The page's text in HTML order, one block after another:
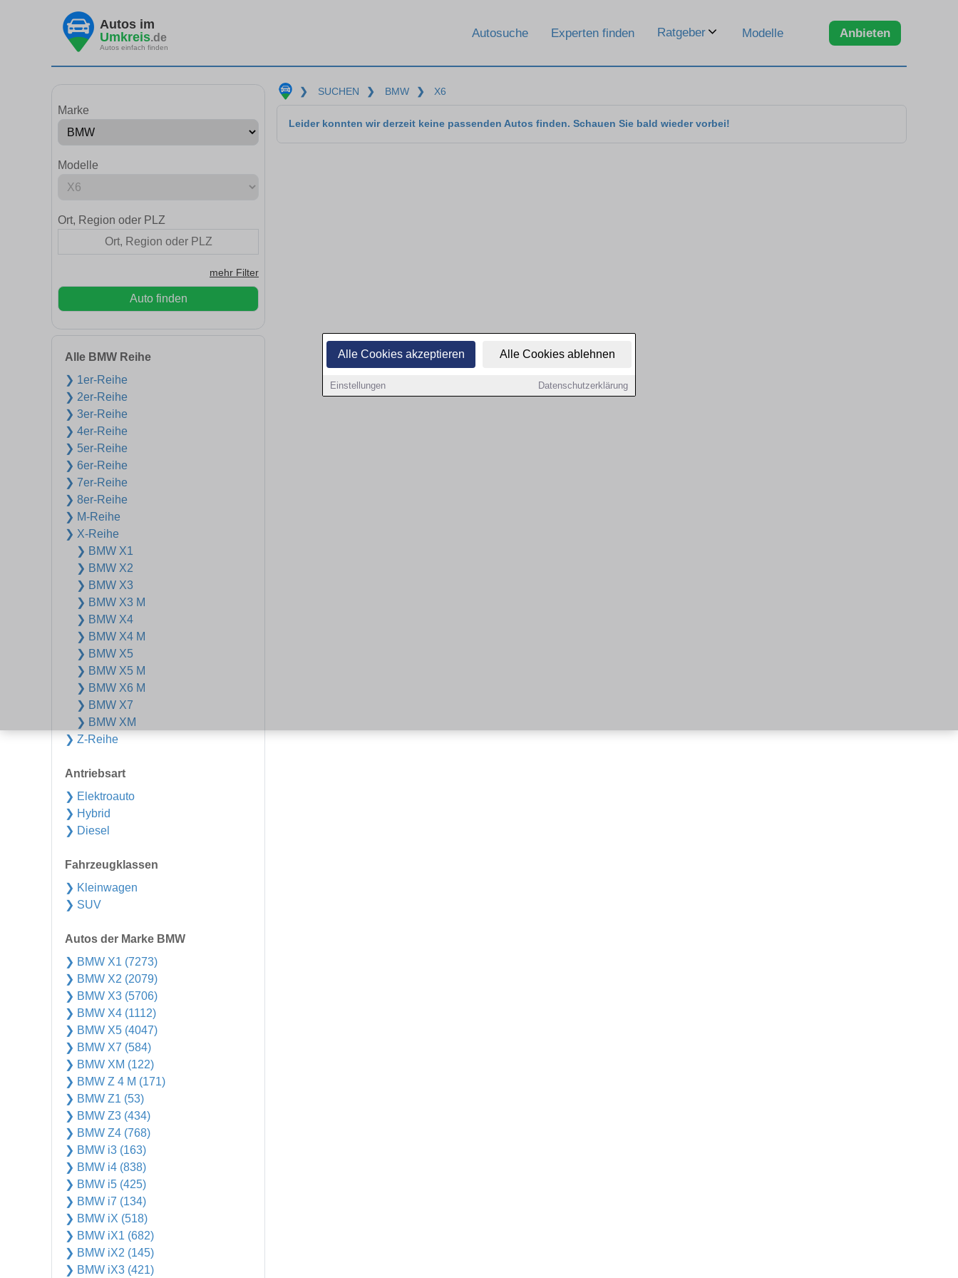
Alle Cookies akzeptieren Alle Cookies ablehnen
Einstellungen Datenschutzerklärung
Autos im
Umkreis.de
Autos einfach finden
Autosuche Experten finden Ratgeber Modelle Anbieten
Marke
Modelle
Ort, Region oder PLZ
mehr Filter
Auto finden
Alle BMW Reihe
❯ 1er-Reihe
❯ 2er-Reihe
❯ 3er-Reihe
❯ 4er-Reihe
❯ 5er-Reihe
❯ 6er-Reihe
❯ 7er-Reihe
❯ 8er-Reihe
❯ M-Reihe
❯ X-Reihe
❯ BMW X1
❯ BMW X2
❯ BMW X3
❯ BMW X3 M
❯ BMW X4
❯ BMW X4 M
❯ BMW X5
❯ BMW X5 M
❯ BMW X6 M
❯ BMW X7
❯ BMW XM
❯ Z-Reihe
Antriebsart
❯ Elektroauto
❯ Hybrid
❯ Diesel
Fahrzeugklassen
❯ Kleinwagen
❯ SUV
Autos der Marke BMW
❯ BMW X1 (7273)
❯ BMW X2 (2079)
❯ BMW X3 (5706)
❯ BMW X4 (1112)
❯ BMW X5 (4047)
❯ BMW X7 (584)
❯ BMW XM (122)
❯ BMW Z 4 M (171)
❯ BMW Z1 (53)
❯ BMW Z3 (434)
❯ BMW Z4 (768)
❯ BMW i3 (163)
❯ BMW i4 (838)
❯ BMW i5 (425)
❯ BMW i7 (134)
❯ BMW iX (518)
❯ BMW iX1 (682)
❯ BMW iX2 (145)
❯ BMW iX3 (421)
❯ SUCHEN ❯ BMW ❯ X6
Leider konnten wir derzeit keine passenden Autos finden. Schauen Sie bald wieder vorbei!